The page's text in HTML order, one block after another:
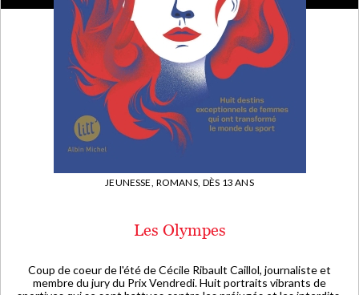
JEUNESSE, ROMANS, DÈS 13 ANS
Les Olympes
Coup de coeur de l'été de Cécile Ribault Caillol, journaliste et
membre du jury du Prix Vendredi. Huit portraits vibrants de